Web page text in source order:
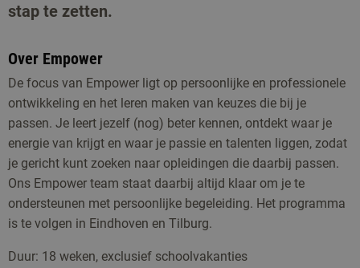
stap te zetten.
Over Empower
De focus van Empower ligt op persoonlijke en professionele
ontwikkeling en het leren maken van keuzes die bij je
passen. Je leert jezelf (nog) beter kennen, ontdekt waar je
energie van krijgt en waar je passie en talenten liggen, zodat
je gericht kunt zoeken naar opleidingen die daarbij passen.
Ons Empower team staat daarbij altijd klaar om je te
ondersteunen met persoonlijke begeleiding. Het programma
is te volgen in Eindhoven en Tilburg.
Duur: 18 weken, exclusief schoolvakanties